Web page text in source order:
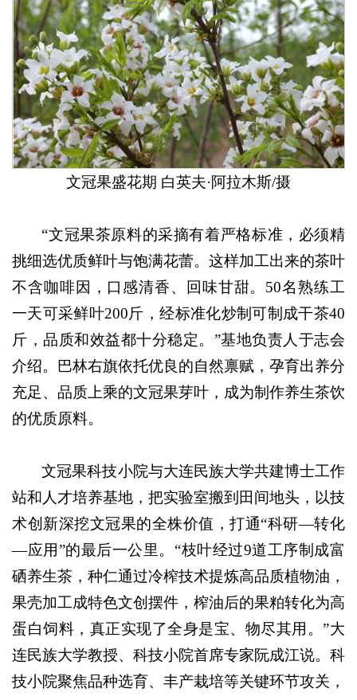
文冠果盛花期 白英夫·阿拉木斯/摄
“文冠果茶原料的采摘有着严格标准，必须精
挑细选优质鲜叶与饱满花蕾。这样加工出来的茶叶
不含咖啡因，口感清香、回味甘甜。50名熟练工
一天可采鲜叶200斤，经标准化炒制可制成干茶40
斤，品质和效益都十分稳定。”基地负责人于志会
介绍。巴林右旗依托优良的自然禀赋，孕育出养分
充足、品质上乘的文冠果芽叶，成为制作养生茶饮
的优质原料。
文冠果科技小院与大连民族大学共建博士工作
站和人才培养基地，把实验室搬到田间地头，以技
术创新深挖文冠果的全株价值，打通“科研—转化
—应用”的最后一公里。“枝叶经过9道工序制成富
硒养生茶，种仁通过冷榨技术提炼高品质植物油，
果壳加工成特色文创摆件，榨油后的果粕转化为高
蛋白饲料，真正实现了全身是宝、物尽其用。”大
连民族大学教授、科技小院首席专家阮成江说。科
技小院聚焦品种选育、丰产栽培等关键环节攻关，